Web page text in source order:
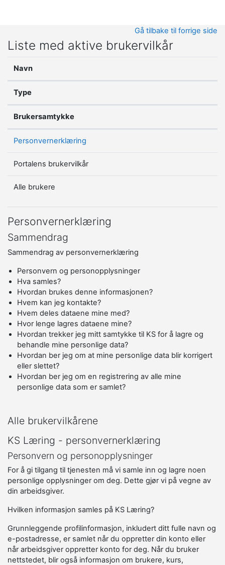
Gå tilbake til forrige side
Liste med aktive brukervilkår
Navn
Type
Brukersamtykke
Personvernerklæring
Portalens brukervilkår
Alle brukere
Personvernerklæring
Sammendrag
Sammendrag av personvernerklæring
Personvern og personopplysninger
Hva samles?
Hvordan brukes denne informasjonen?
Hvem kan jeg kontakte?
Hvem deles dataene mine med?
Hvor lenge lagres dataene mine?
Hvordan trekker jeg mitt samtykke til KS for å lagre og
behandle mine personlige data?
Hvordan ber jeg om at mine personlige data blir korrigert
eller slettet?
Hvordan ber jeg om en registrering av alle mine
personlige data som er samlet?
Alle brukervilkårene
KS Læring - personvernerklæring
Personvern og personopplysninger
For å gi tilgang til tjenesten må vi samle inn og lagre noen
personlige opplysninger om deg. Dette gjør vi på vegne av
din arbeidsgiver.
Hvilken informasjon samles på KS Læring?
Grunnleggende profilinformasjon, inkludert ditt fulle navn og
e-postadresse, er samlet når du oppretter din konto eller
når arbeidsgiver oppretter konto for deg. Når du bruker
nettstedet, blir også informasjon om brukere, kurs,